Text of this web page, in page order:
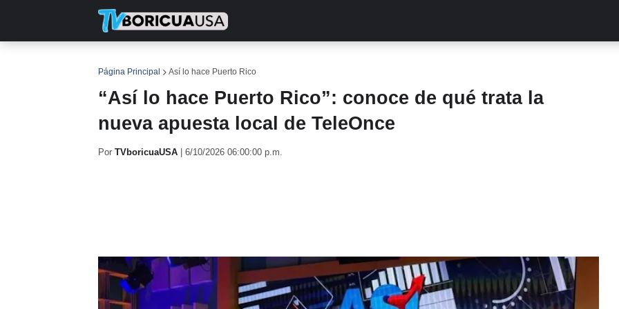
Página Principal Así lo hace Puerto Rico
“Así lo hace Puerto Rico”: conoce de qué trata la
nueva apuesta local de TeleOnce
Por TVboricuaUSA 6/10/2026 06:00:00 p.m.